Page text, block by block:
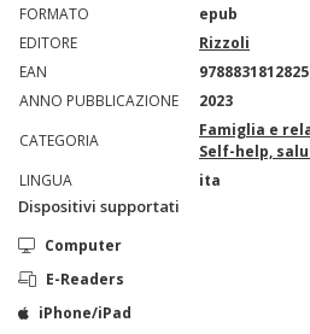
FORMATO
epub
EDITORE
Rizzoli
EAN
9788831812825
ANNO PUBBLICAZIONE
2023
CATEGORIA
Famiglia e
Self-help,
LINGUA
ita
Dispositivi supportati
Computer
E-Readers
iPhone/iPad